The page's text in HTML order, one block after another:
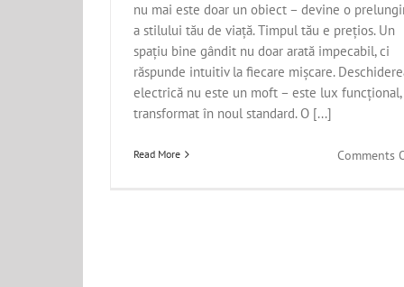
nu mai este doar un obiect – devine o
a stilului tău de viață. Timpul tău e prețios. Un
spațiu bine gândit nu doar arată impecabil, ci
răspunde intuitiv la fiecare mișcare.
electrică nu este un moft – este lux funcțional,
transformat în noul standard. O [...]
Read More Comments